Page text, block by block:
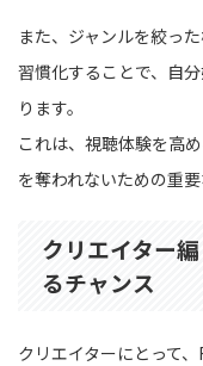
また、ジャンルを絞っ
習慣化することで、自
ります。
これは、視聴体験を高
を奪われないための重
クリエイター
るチャンス
クリエイターにとって